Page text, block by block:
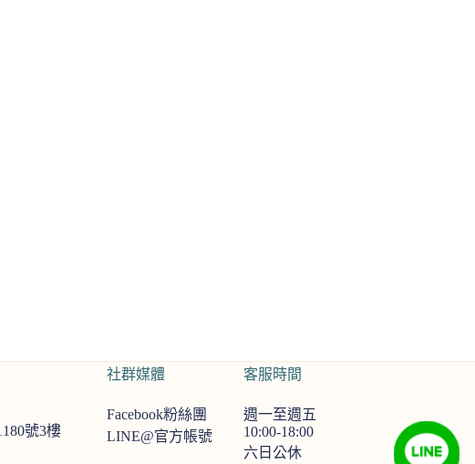
號3樓
社群媒體
Facebook粉絲團
LINE@官方帳號
客服時間
週一至週五
10:00-18:00
六日公休